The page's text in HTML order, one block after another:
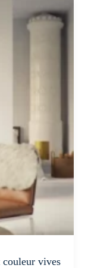
couleur vives